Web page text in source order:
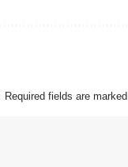
Required fields are